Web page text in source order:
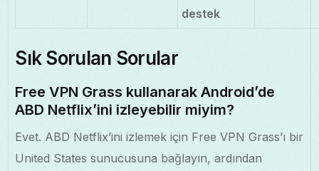
destek
Sık Sorulan Sorular
Free VPN Grass kullanarak Android’de
ABD Netflix’ini izleyebilir miyim?
Evet. ABD Netflix’ini izlemek için Free VPN Grass’ı bir
United States sunucusuna bağlayın, ardından